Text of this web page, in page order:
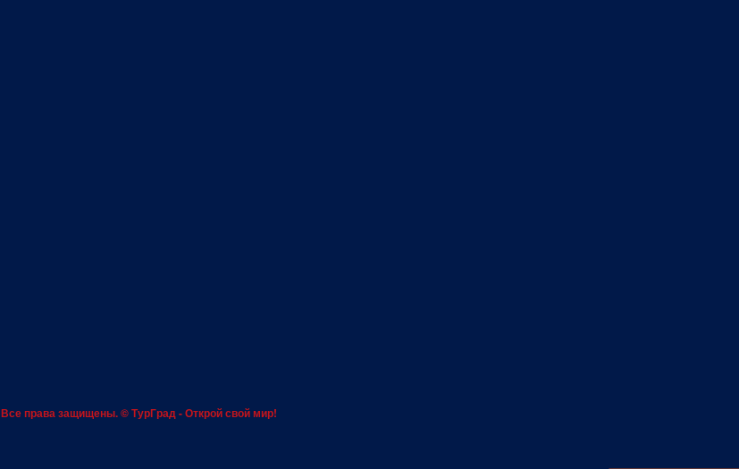
Все права защищены. ©ТурГрад- Открой свой мир!